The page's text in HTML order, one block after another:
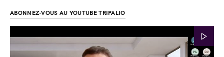
ABONNEZ-VOUS AU YOUTUBE TRIPALIO